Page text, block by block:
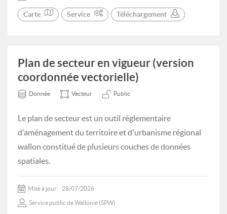
Carte Service Téléchargement
Plan de secteur en vigueur (version
coordonnée vectorielle)
Donnée Vecteur Public
Le plan de secteur est un outil réglementaire
d'aménagement du territoire et d'urbanisme régional
wallon constitué de plusieurs couches de données
spatiales.
Mise à jour: 28/07/2026
Service public de Wallonie (SPW)